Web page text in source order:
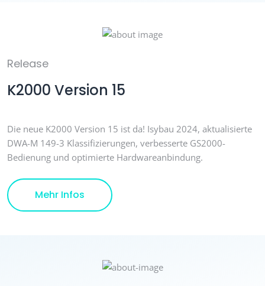
Release
K2000 Version 15
Die neue K2000 Version 15 ist da! Isybau 2024, aktualisierte
DWA-M 149-3 Klassifizierungen, verbesserte GS2000-
Bedienung und optimierte Hardwareanbindung.
Mehr Infos Details